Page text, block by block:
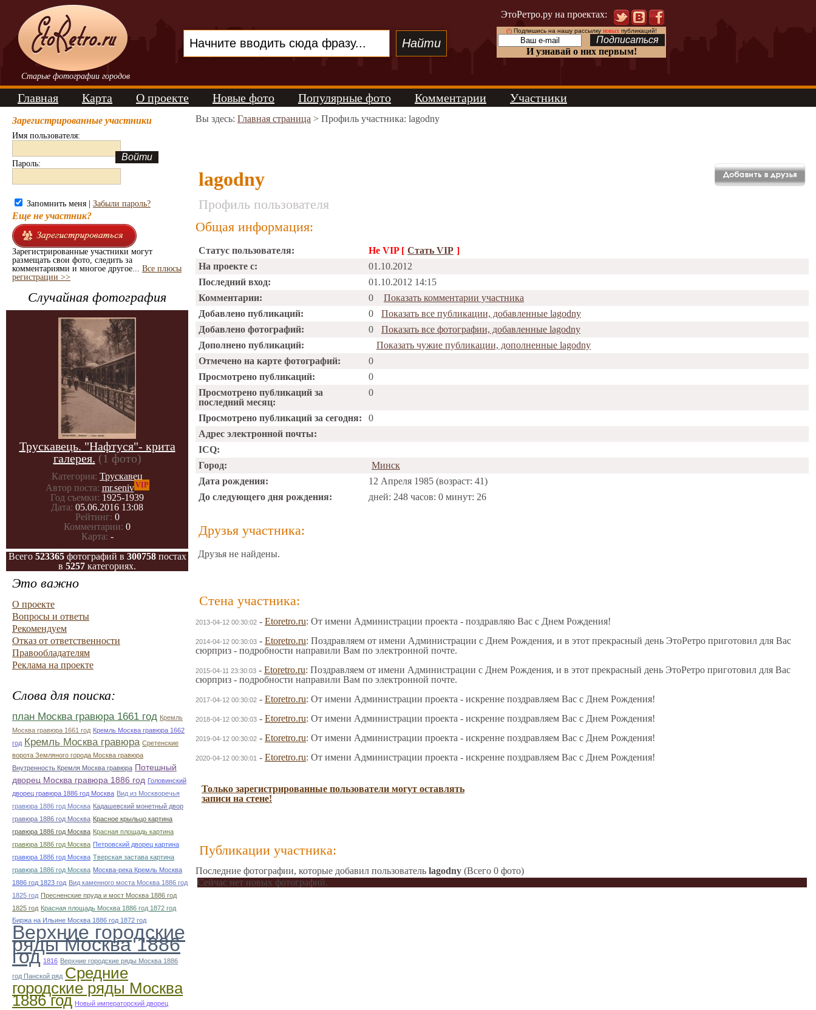
Старые фотографии городов
ЭтоРетро.ру на проектах:
(!)Подпишись на нашу рассылку новыхпубликаций!
И узнавай о них первым!
Главная Карта О проекте Новые фото Популярные фото Комментарии Участники
Зарегистрированные участники
Имя пользователя:
Пароль:
Запомнить меня | Забыли пароль?
Еще не участник?
Зарегистрированные участники могут
размещать свои фото, следить за
комментариями и многое другое... Все плюсы
регистрации >>
Случайная фотография
Трускавець. "Нафтуся"- крита
галерея. (1 фото)
Категория: Трускавец
Автор поста: mr.senivVIP
Год съемки: 1925-1939
Дата: 05.06.2016 13:08
Рейтинг: 0
Комментарии: 0
Карта: -
Всего 523365фотографий в 300758постах
в 5257 категориях.
Это важно
О проекте
Вопросы и ответы
Рекомендуем
Отказ от ответственности
Правообладателям
Реклама на проекте
Слова для поиска:
план Москва гравюра 1661 год Кремль
Москва гравюра 1661 год Кремль Москва гравюра 1662
год Кремль Москва гравюра Сретенские
ворота Земляного города Москва гравюра
Внутренность Кремля Москва гравюра Потешный
дворец Москва гравюра 1886 год Головинский
дворец гравюра 1886 год Москва Вид из Москворечья
гравюра 1886 год Москва Кадашевский монетный двор
гравюра 1886 год Москва Красное крыльцо картина
гравюра 1886 год Москва Красная площадь картина
гравюра 1886 год Москва Петровский дворец картина
гравюра 1886 год Москва Тверская застава картина
гравюра 1886 год Москва Москва-река Кремль Москва
1886 год 1823 год Вид каменного моста Москва 1886 год
1825 год Пресненские пруда и мост Москва 1886 год
1825 год Красная площадь Москва 1886 год 1872 год
Биржа на Ильине Москва 1886 год 1872 год
Верхние городские
ряды Москва 1886
год 1816 Верхние городские ряды Москва 1886
год Панской ряд Средние
городские ряды Москва
1886 год Новый императорский дворец
Вы здесь: Главная страница > Профиль участника: lagodny
lagodny
Профиль пользователя
Общая информация:
Статус пользователя: Не VIP [ Стать VIP ]
На проекте с:
01.10.2012
Последний вход:
01.10.2012 14:15
Комментарии:
0
Показать комментарии участника
Добавлено публикаций:
0
Показать все публикации, добавленные lagodny
Добавлено фотографий:
0
Показать все фотографии, добавленные lagodny
Дополнено публикаций:
Показать чужие публикации, дополненные lagodny
Отмечено на карте фотографий:
0
Просмотрено публикаций:
0
Просмотрено публикаций за
последний месяц:
0
Просмотрено публикаций за сегодня:
0
Адрес электронной почты:
ICQ:
Город:
Минск
Дата рождения:
12 Апреля 1985 (возраст: 41)
До следующего дня рождения:
дней: 248 часов: 0 минут: 26
Друзья участника:
Друзья не найдены.
Стена участника:
2013-04-12 00:30:02 - Etoretro.ru: От имени Администрации проекта - поздравляю Вас с Днем Рождения!
2014-04-12 00:30:03 - Etoretro.ru: Поздравляем от имени Администрации с Днем Рождения, и в этот прекрасный день ЭтоРетро приготовил для Вас
сюрприз - подробности направили Вам по электронной почте.
2015-04-11 23:30:03 - Etoretro.ru: Поздравляем от имени Администрации с Днем Рождения, и в этот прекрасный день ЭтоРетро приготовил для Вас
сюрприз - подробности направили Вам по электронной почте.
2017-04-12 00:30:02 - Etoretro.ru: От имени Администрации проекта - искренне поздравляем Вас с Днем Рождения!
2018-04-12 00:30:03 - Etoretro.ru: От имени Администрации проекта - искренне поздравляем Вас с Днем Рождения!
2019-04-12 00:30:02 - Etoretro.ru: От имени Администрации проекта - искренне поздравляем Вас с Днем Рождения!
2020-04-12 00:30:01 - Etoretro.ru: От имени Администрации проекта - искренне поздравляем Вас с Днем Рождения!
Только зарегистрированные пользователи могут оставлять
записи на стене!
Публикации участника:
Последние фотографии, которые добавил пользователь lagodny (Всего 0 фото)
Сейчас нет новых фотографий.